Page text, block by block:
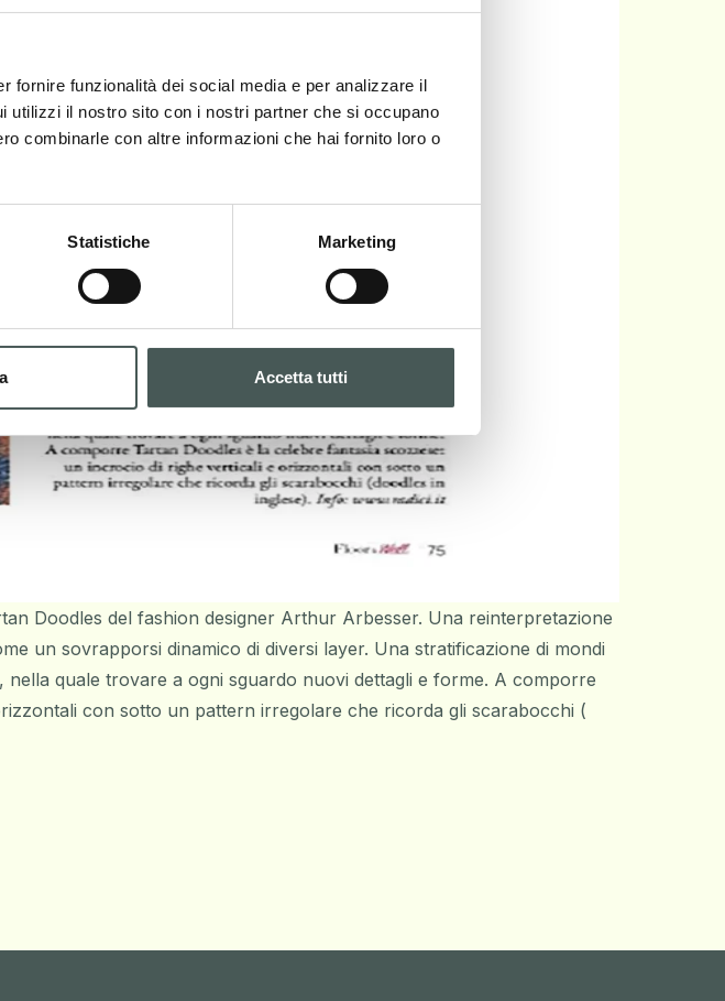
fornire funzionalità dei social media e per analizzare il
utilizzi il nostro sito con i nostri partner che si occupano
combinarle con altre informazioni che hai fornito loro o
Statistiche Marketing
Accetta tutti
Doodles del fashion designer Arthur Arbesser. Una reinterpretazione
un sovrapporsi dinamico di diversi layer. Una stratificazione di mondi
quale trovare a ogni sguardo nuovi dettagli e forme. A comporre
con sotto un pattern irregolare che ricorda gli scarabocchi (